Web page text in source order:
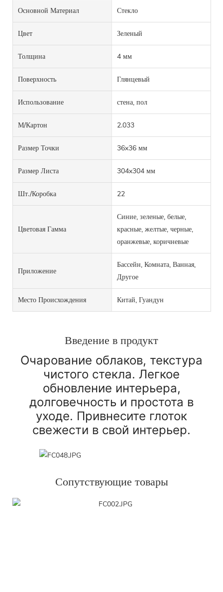
Основной Материал Стекло
Цвет Зеленый
Толщина 4 мм
Поверхность Глянцевый
Использование стена, пол
М/картон 2.033
Размер Точки 36x36 мм
Размер Листа 304x304 мм
Шт./коробка 22
Цветовая Гамма
Синие, зеленые, белые,
красные, желтые, черные,
оранжевые, коричневые
Приложение
Бассейн, Комната, Ванная,
Другое
Место Происхождения Китай, Гуандун
Введение в продукт
Очарование облаков, текстура
чистого стекла. Легкое
обновление интерьера,
долговечность и простота в
уходе. Привнесите глоток
свежести в свой интерьер.
Сопутствующие товары